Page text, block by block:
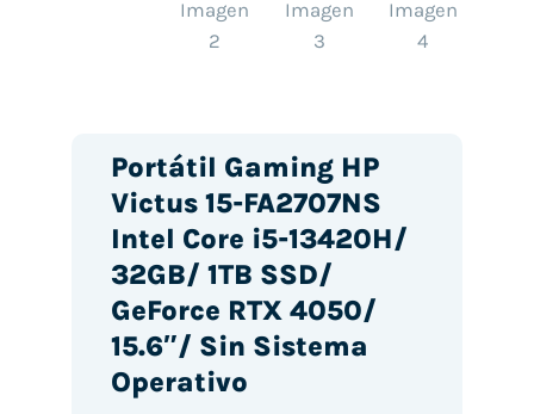
Portátil Gaming HP
Victus 15-FA2707NS
Intel Core i5-13420H/
32GB/ 1TB SSD/
GeForce RTX 4050/
15.6″/ Sin Sistema
Operativo